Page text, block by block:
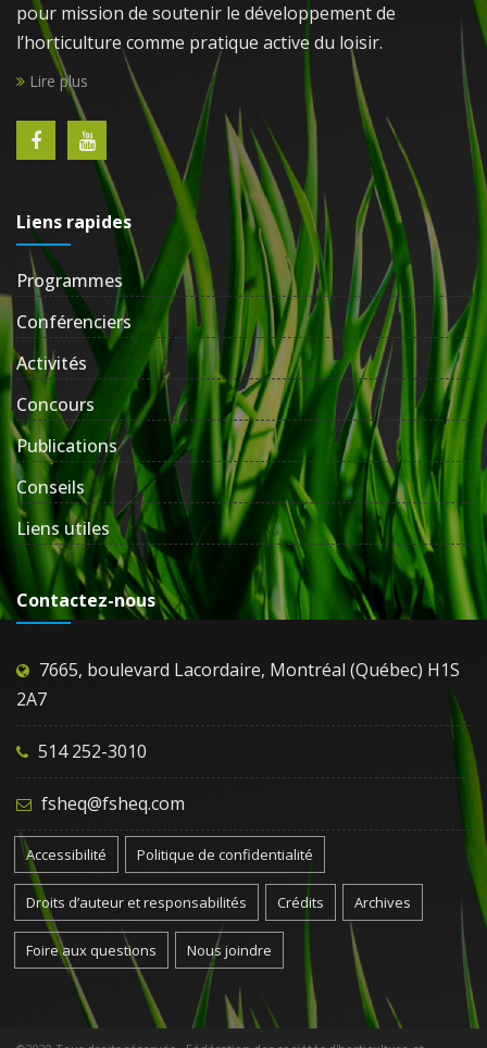
pour mission de soutenir le développement de
l’horticulture comme pratique active du loisir.
Lire plus
Liens rapides
Programmes
Conférenciers
Activités
Concours
Publications
Conseils
Liens utiles
Contactez-nous
7665, boulevard Lacordaire, Montréal (Québec) H1S
2A7
514 252-3010
fsheq@fsheq.com
Accessibilité Politique de confidentialité
Droits d’auteur et responsabilités Crédits Archives
Foire aux questions Nous joindre